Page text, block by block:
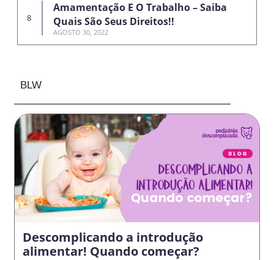
Amamentação E O Trabalho – Saiba
Quais São Seus Direitos!!
AGOSTO 30, 2022
BLW
Descomplicando a introdução
alimentar! Quando começar?